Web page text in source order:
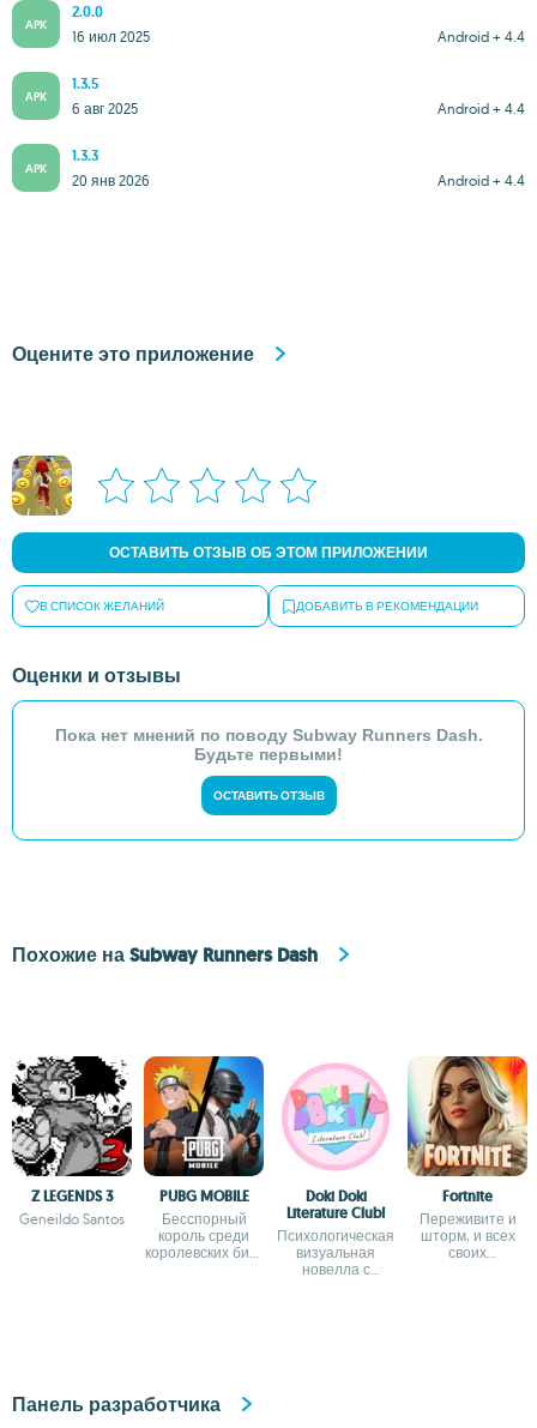
APK
2.0.0
Android + 4.4
16 июл 2025
APK
1.3.5
Android + 4.4
6 авг 2025
APK
1.3.3
Android + 4.4
20 янв 2026
Оцените это приложение
ОСТАВИТЬ ОТЗЫВ ОБ ЭТОМ ПРИЛОЖЕНИИ
В СПИСОК ЖЕЛАНИЙ ДОБАВИТЬ В РЕКОМЕНДАЦИИ
Оценки и отзывы
Пока нет мнений по поводу Subway Runners Dash.
Будьте первыми!
ОСТАВИТЬ ОТЗЫВ
Похожие на Subway Runners Dash
Z LEGENDS 3
Geneildo Santos
PUBG MOBILE
Бесспорный
король среди
королевских битв
Doki Doki
Literature Club!
Психологическая
визуальная
новелла с
Fortnite
Переживите и
шторм, и всех
своих
Панель разработчика